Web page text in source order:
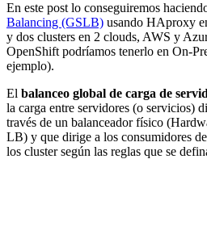
En este post lo conseguiremos
Balancing (GSLB) usando HAproxy
y dos clusters en 2 clouds, AWS y
OpenShift podríamos tenerlo en On-
ejemplo).
El balanceo global de carga de
la carga entre servidores (o servicios)
través de un balanceador físico
LB) y que dirige a los consumidores
los cluster según las reglas que se